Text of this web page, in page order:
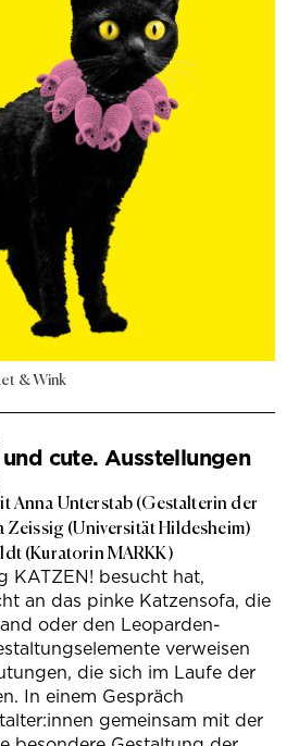
& Wink
cute. Ausstellungen
Anna Unterstab (Gestalterin der
Zeissig (Universität Hildesheim)
(Kuratorin MARKK)
KATZEN! besucht hat,
an das pinke Katzensofa, die
oder den Leoparden-
verweisen
die sich im Laufe der
In einem Gespräch
gemeinsam mit der